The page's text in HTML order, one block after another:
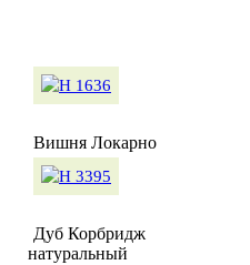
Вишня Локарно
Дуб Корбридж
натуральный